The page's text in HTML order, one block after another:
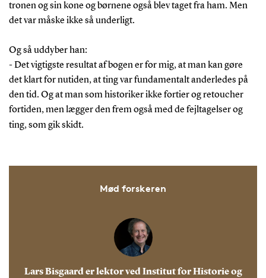
tronen og sin kone og børnene også blev taget fra ham. Men
det var måske ikke så underligt.
Og så uddyber han:
- Det vigtigste resultat af bogen er for mig, at man kan gøre
det klart for nutiden, at ting var fundamentalt anderledes på
den tid. Og at man som historiker ikke fortier og retoucher
fortiden, men lægger den frem også med de fejltagelser og
ting, som gik skidt.
Mød forskeren
Lars Bisgaard er lektor ved Institut for Historie og